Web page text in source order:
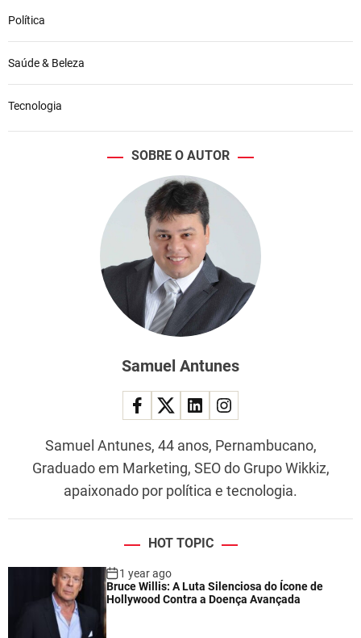
Política
Saúde & Beleza
Tecnologia
SOBRE O AUTOR
Samuel Antunes
Samuel Antunes, 44 anos, Pernambucano,
Graduado em Marketing, SEO do Grupo Wikkiz,
apaixonado por política e tecnologia.
HOT TOPIC
1 year ago
Bruce Willis: A Luta Silenciosa do Ícone de
Hollywood Contra a Doença Avançada